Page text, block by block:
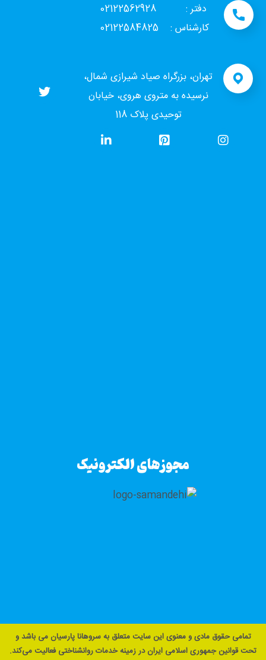
دفتر : 02122562928
کارشناس : 02122584825
تهران، بزرگراه صیاد شیرازی شمال،
نرسیده به متروی هروی، خیابان
توحیدی پلاک 118
مجوزهای الکترونیک
تمامی حقوق مادی و معنوی این سایت متعلق به سروهانا پارسیان می باشد و
تحت قوانین جمهوری اسلامی ایران در زمینه خدمات روانشناختی فعالیت می‌کند.